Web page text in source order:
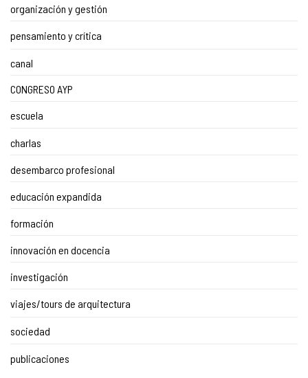
organización y gestión
pensamiento y crítica
canal
CONGRESO AYP
escuela
charlas
desembarco profesional
educación expandida
formación
innovación en docencia
investigación
viajes/tours de arquitectura
sociedad
publicaciones